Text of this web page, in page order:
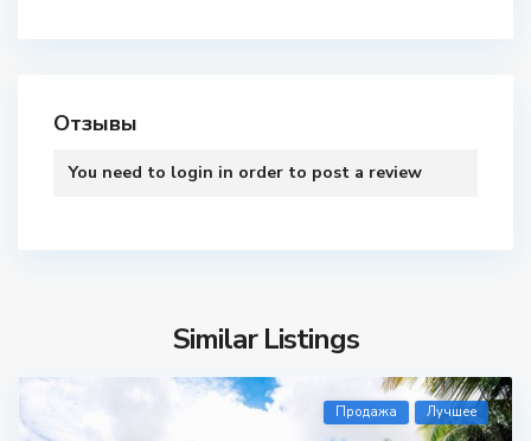
Отзывы
You need to login in order to post a review
Similar Listings
Продажа Лучшее